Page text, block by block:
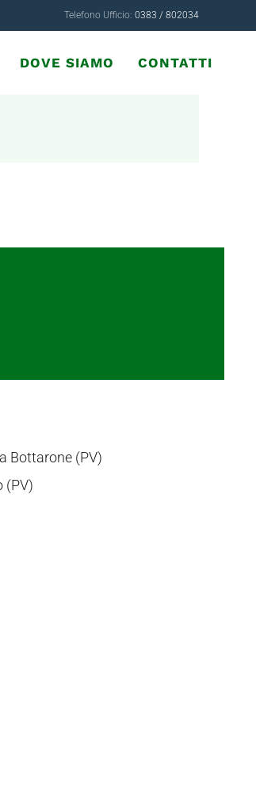
Telefono Ufficio: 0383 / 802034
DOVE SIAMO CONTATTI
Bottarone (PV)
(PV)